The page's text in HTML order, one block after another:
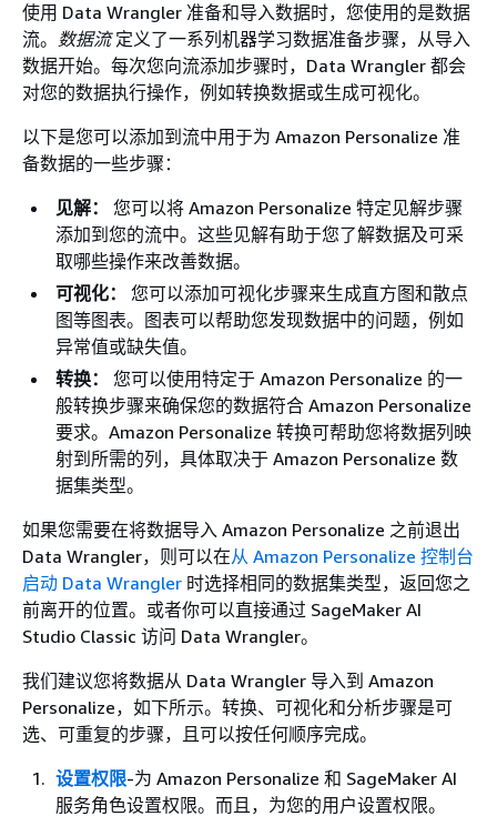
使用 Data Wrangler 准备和导入数据时，您使用的是数据
流。 数据流定义了一系列机器学习数据准备步骤，从导入
数据开始。每次您向流添加步骤时，Data Wrangler 都会
对您的数据执行操作，例如转换数据或生成可视化。
以下是您可以添加到流中用于为 Amazon Personalize 准
备数据的一些步骤：
见解：
您可以将 Amazon Personalize 特定见解步骤
添加到您的流中。这些见解有助于您了解数据及可采
取哪些操作来改善数据。
可视化：
您可以添加可视化步骤来生成直方图和散点
图等图表。图表可以帮助您发现数据中的问题，例如
异常值或缺失值。
转换：
您可以使用特定于 Amazon Personalize 的一
般转换步骤来确保您的数据符合 Amazon Personalize
要求。Amazon Personalize 转换可帮助您将数据列映
射到所需的列，具体取决于 Amazon Personalize 数
据集类型。
如果您需要在将数据导入 Amazon Personalize 之前退出
Data Wrangler，则可以在从 Amazon Personalize 控制台
启动 Data Wrangler 时选择相同的数据集类型，返回您之
前离开的位置。或者你可以直接通过 SageMaker AI
Studio Classic 访问 Data Wrangler。
我们建议您将数据从 Data Wrangler 导入到 Amazon
Personalize，如下所示。转换、可视化和分析步骤是可
选、可重复的步骤，且可以按任何顺序完成。
设置权限-为 Amazon Personalize 和 SageMaker AI
服务角色设置权限。而且，为您的用户设置权限。